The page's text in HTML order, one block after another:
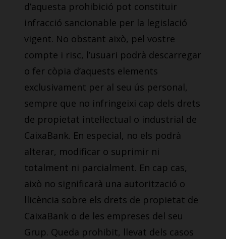
d’aquesta prohibició pot constituir
infracció sancionable per la legislació
vigent. No obstant això, pel vostre
compte i risc, l’usuari podrà descarregar
o fer còpia d’aquests elements
exclusivament per al seu ús personal,
sempre que no infringeixi cap dels drets
de propietat intel·lectual o industrial de
CaixaBank. En especial, no els podrà
alterar, modificar o suprimir ni
totalment ni parcialment. En cap cas,
això no significarà una autorització o
llicència sobre els drets de propietat de
CaixaBank o de les empreses del seu
Grup. Queda prohibit, llevat dels casos